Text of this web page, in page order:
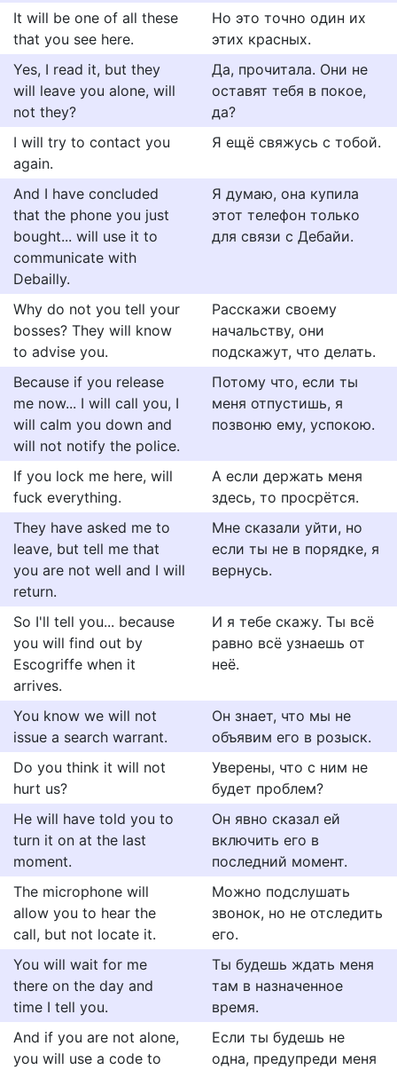
It will be one of all these
that you see here.
Но это точно один их
этих красных.
Yes, I read it, but they
will leave you alone, will
not they?
Да, прочитала. Они не
оставят тебя в покое,
да?
I will try to contact you
again.
Я ещё свяжусь с тобой.
And I have concluded
that the phone you just
bought... will use it to
communicate with
Debailly.
Я думаю, она купила
этот телефон только
для связи с Дебайи.
Why do not you tell your
bosses? They will know
to advise you.
Расскажи своему
начальству, они
подскажут, что делать.
Because if you release
me now... I will call you, I
will calm you down and
will not notify the police.
Потому что, если ты
меня отпустишь, я
позвоню ему, успокою.
If you lock me here, will
fuck everything.
А если держать меня
здесь, то просрётся.
They have asked me to
leave, but tell me that
you are not well and I will
return.
Мне сказали уйти, но
если ты не в порядке, я
вернусь.
So I'll tell you... because
you will find out by
Escogriffe when it
arrives.
И я тебе скажу. Ты всё
равно всё узнаешь от
неё.
You know we will not
issue a search warrant.
Он знает, что мы не
объявим его в розыск.
Do you think it will not
hurt us?
Уверены, что с ним не
будет проблем?
He will have told you to
turn it on at the last
moment.
Он явно сказал ей
включить его в
последний момент.
The microphone will
allow you to hear the
call, but not locate it.
Можно подслушать
звонок, но не отследить
его.
You will wait for me
there on the day and
time I tell you.
Ты будешь ждать меня
там в назначенное
время.
And if you are not alone,
you will use a code to
Если ты будешь не
одна, предупреди меня